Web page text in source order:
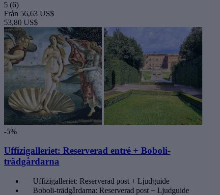
5 (6)
Från 56,63 US$
53,80 US$
-5%
Uffizigalleriet: Reserverad entré + Boboli-
trädgårdarna
Uffizigalleriet: Reserverad post + Ljudguide
Boboli-trädgårdarna: Reserverad post + Ljudguide